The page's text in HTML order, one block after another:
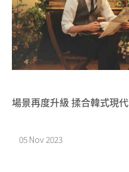
場景再度升級 揉合韓式現
05 Nov 2023